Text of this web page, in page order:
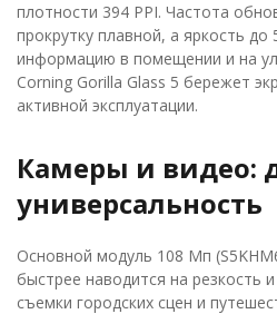
плотности 394 PPI. Частота
прокрутку плавной, а яркость
информацию в помещении и на
Corning Gorilla Glass 5 бережет
активной эксплуатации.
Камеры и видео:
универсальность
Основной модуль 108 Мп
быстрее наводится на резкость
съемки городских сцен и